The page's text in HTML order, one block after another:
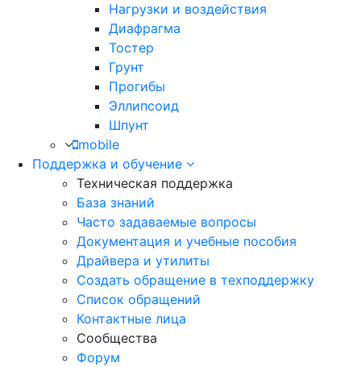
Нагрузки и воздействия
Диафрагма
Тостер
Грунт
Прогибы
Эллипсоид
Шпунт
mobile
Поддержка и обучение
Техническая поддержка
База знаний
Часто задаваемые вопросы
Документация и учебные пособия
Драйвера и утилиты
Создать обращение в техподдержку
Список обращений
Контактные лица
Сообщества
Форум